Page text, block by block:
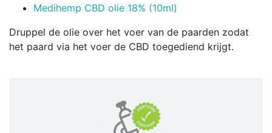
Medihemp CBD olie 18% (10ml)
Druppel de olie over het voer van de paarden zodat
het paard via het voer de CBD toegediend krijgt.